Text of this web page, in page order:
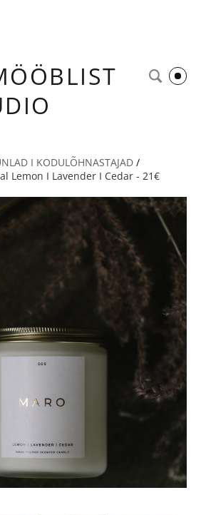
I KODULÕHNASTAJAD /
Lemon I Lavender I Cedar - 21€